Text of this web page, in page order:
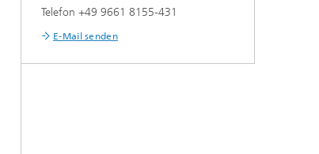
Telefon +49 9661 8155-431
E-Mail senden